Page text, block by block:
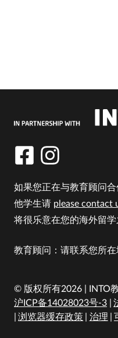
如果您正在与教育顾问
他学生请 please contact
将很乐意在您的海外留学
教育顾问：请联系您所在
© 版权所有2026 | INTO
沪ICP备14028023号-3
浏览器缓存政策
治理